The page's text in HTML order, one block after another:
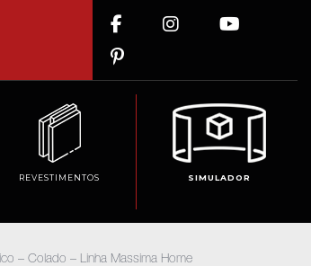
REVESTIMENTOS SIMULADOR
– Colado – Linha Massima Home